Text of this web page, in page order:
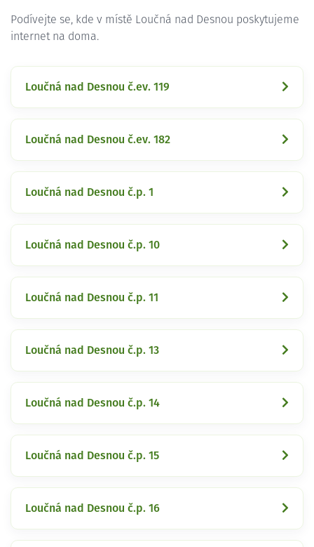
Podívejte se, kde v místě Loučná nad Desnou poskytujeme
internet na doma.
Loučná nad Desnou č.ev. 119
Loučná nad Desnou č.ev. 182
Loučná nad Desnou č.p. 1
Loučná nad Desnou č.p. 10
Loučná nad Desnou č.p. 11
Loučná nad Desnou č.p. 13
Loučná nad Desnou č.p. 14
Loučná nad Desnou č.p. 15
Loučná nad Desnou č.p. 16